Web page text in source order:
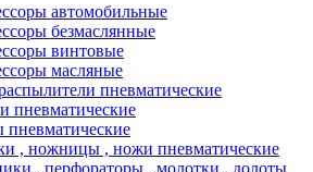
автомобильные
безмаслянные
винтовые
масляные
пневматические
пневматические
пневматические
, ножницы , ножи пневматические
, перфораторы , молотки , долоты